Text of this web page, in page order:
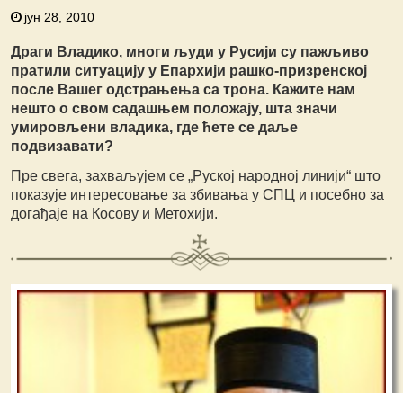
јун 28, 2010
Драги Владико, многи људи у Русији су пажљиво
пратили ситуацију у Епархији рашко-призренској
после Вашег одстрањења са трона. Кажите нам
нешто о свом садашњем положају, шта значи
умировљени владика, где ћете се даље
подвизавати?
Пре свега, захваљујем се „Руској народној линији“ што
показује интересовање за збивања у СПЦ и посебно за
догађаје на Косову и Метохији.